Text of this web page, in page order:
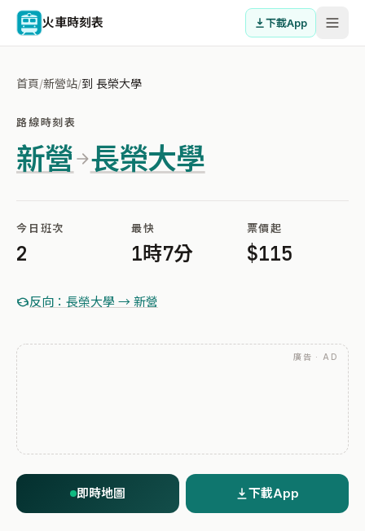
火車時刻表 下載App
首頁/新營站/到 長榮大學
路線時刻表
新營 長榮大學
今日班次
2
最快
1時7分
票價起
$115
反向：長榮大學 → 新營
廣告 · AD
即時地圖 下載App